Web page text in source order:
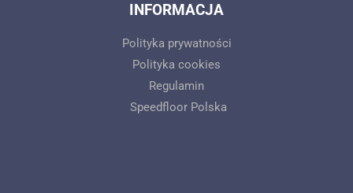
INFORMACJA
Polityka prywatności
Polityka cookies
Regulamin
Speedfloor Polska